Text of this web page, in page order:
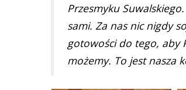
Przesmyku
sami. Za nas nic nigdy
gotowości do tego, aby
możemy. To jest nasza